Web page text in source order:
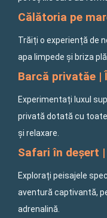
Călătoria pe
Trăiți o experiență de
apa limpede și briza
Barcă privatăe |
Experimentați luxul
privată dotată cu
și relaxare.
Safari în deșert
Explorați peisajele
aventură captivantă,
adrenalină.